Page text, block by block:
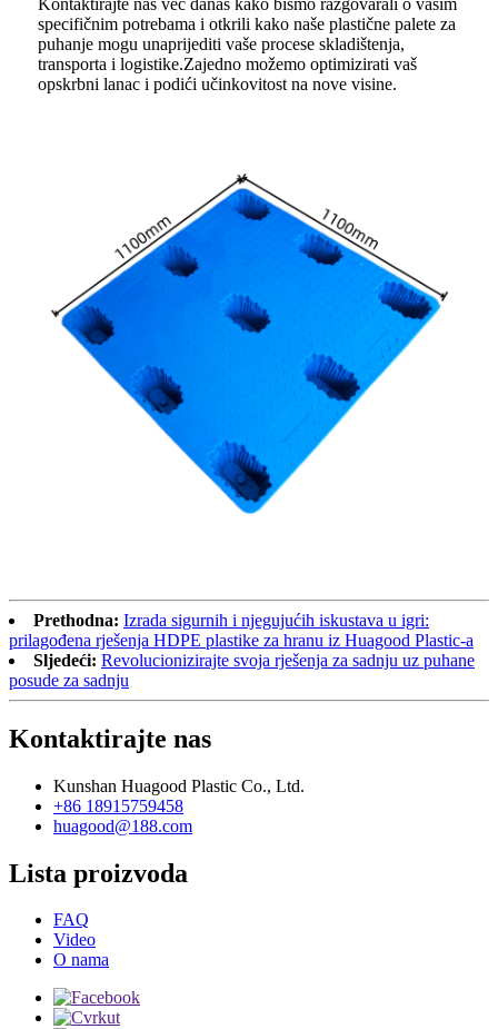
specifičnim potrebama i otkrili kako naše plastične palete za
puhanje mogu unaprijediti vaše procese skladištenja,
transporta i logistike.Zajedno možemo optimizirati vaš
opskrbni lanac i podići učinkovitost na nove visine.
Prethodna: Izrada sigurnih i njegujućih iskustava u igri:
prilagođena rješenja HDPE plastike za hranu iz Huagood Plastic-a
Sljedeći: Revolucionizirajte svoja rješenja za sadnju uz puhane
posude za sadnju
Kontaktirajte nas
Kunshan Huagood Plastic Co., Ltd.
+86 18915759458
huagood@188.com
Lista proizvoda
FAQ
Video
O nama